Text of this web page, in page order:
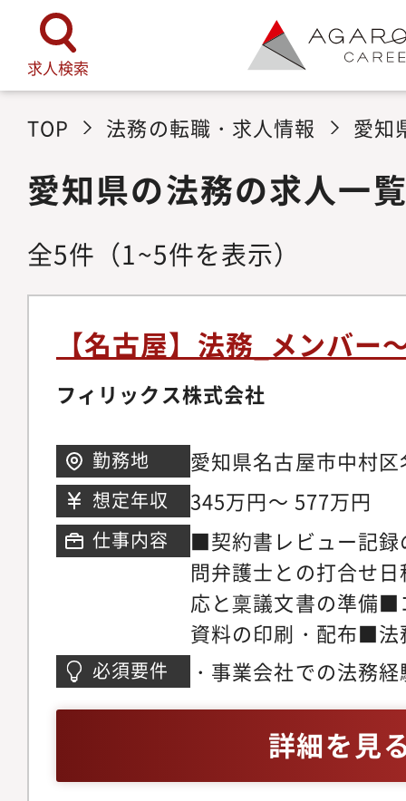
求人検索
TOP 法務の転職・求人情報 愛知
愛知県の法務の求人一
全5件 （1~5件を表示）
【名古屋】法務_メンバー
フィリックス株式会社
勤務地
愛知県名古屋市中村
ワー名古屋15階アク
古屋駅」直結
想定年収 345万円～ 577万円
仕事内容
■契約書レビュー記
問弁護士との打合せ
応と稟議文書の準備■
資料の印刷・配布■法
必須要件
・事業会社での法務
はじめとした法律知識
詳細を見